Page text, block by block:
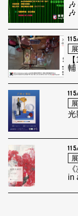
🎶
輔
光